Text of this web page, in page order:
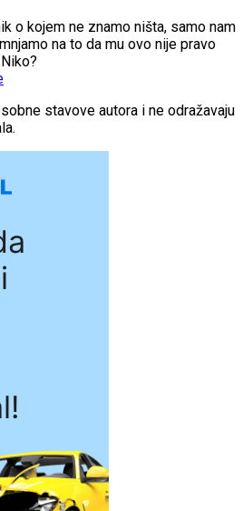
o kojem ne znamo ništa, samo nam
na to da mu ovo nije pravo
stavove autora i ne odražavaju